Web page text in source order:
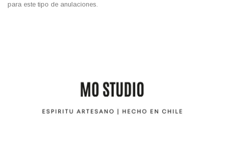
para este tipo de anulaciones.